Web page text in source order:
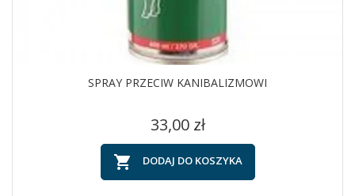
SPRAY PRZECIW KANIBALIZMOWI
Cena
33,00 zł
 DODAJ DO KOSZYKA